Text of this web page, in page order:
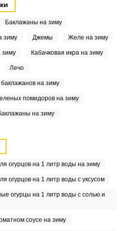
Баклажаны на зиму
зиму Джемы Желе на зиму
зиму Кабачковая икра на зиму
Лечо
на зиму
помидоров на зиму
на зиму
огурцов на 1 литр воды на зиму
огурцов на 1 литр воды с уксусом
огурцы на 1 литр воды с солью и
соусе на зиму